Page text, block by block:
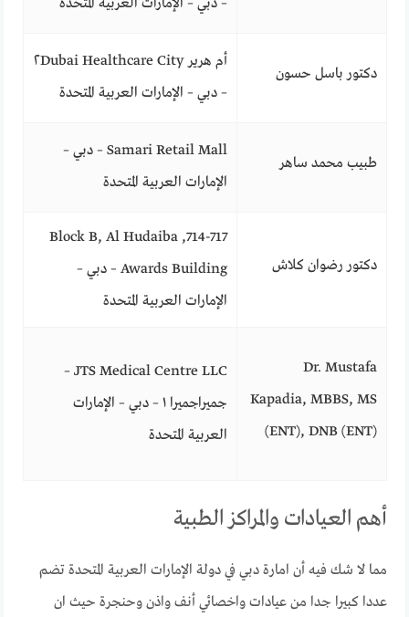
– دبي – الإمارات العربية المتحدة
دكتور باسل حسون
أم هرير ٢Dubai Healthcare City
– دبي – الإمارات العربية المتحدة
طبيب محمد ساهر
Samari Retail Mall – دبي –
الإمارات العربية المتحدة
دكتور رضوان كلاش
714-717, Block B, Al Hudaiba
Awards Building – دبي –
الإمارات العربية المتحدة
Dr. Mustafa
Kapadia, MBBS, MS
(ENT), DNB (ENT)
JTS Medical Centre LLC –
جميراجميرا ١ – دبي – الإمارات
العربية المتحدة
أهم العيادات والمراكز الطبية
مما لا شك فيه أن امارة دبي في دولة الإمارات العربية المتحدة تضم
عددا كبيرا جدا من عيادات واخصائي أنف واذن وحنجرة حيث ان